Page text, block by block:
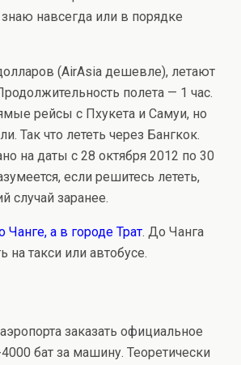
навсегда или в порядке
(AirAsia дешевле), летают
полета — 1 час.
рейсы с Пхукета и Самуи, но
Так что лететь через Бангкок.
на даты с 28 октября 2012 по 30
если решитесь лететь,
случай заранее.
Чанге, а в городе Трат. До Чанга
на такси или автобусе.
заказать официальное
бат за машину. Теоретически